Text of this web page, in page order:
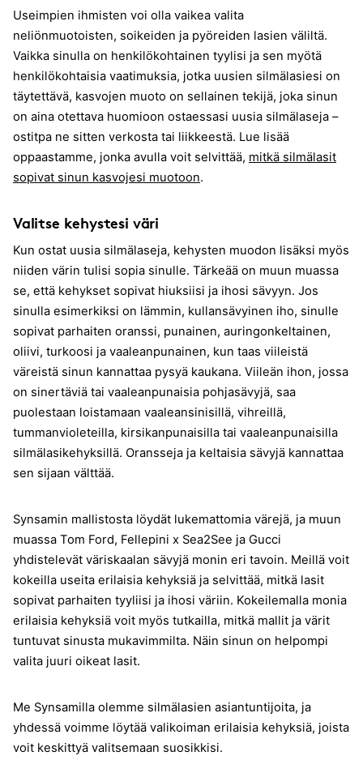
Useimpien ihmisten voi olla vaikea valita
neliönmuotoisten, soikeiden ja pyöreiden lasien väliltä.
Vaikka sinulla on henkilökohtainen tyylisi ja sen myötä
henkilökohtaisia vaatimuksia, jotka uusien silmälasiesi on
täytettävä, kasvojen muoto on sellainen tekijä, joka sinun
on aina otettava huomioon ostaessasi uusia silmälaseja –
ostitpa ne sitten verkosta tai liikkeestä. Lue lisää
oppaastamme, jonka avulla voit selvittää, mitkä silmälasit
sopivat sinun kasvojesi muotoon.
Valitse kehystesi väri
Kun ostat uusia silmälaseja, kehysten muodon lisäksi myös
niiden värin tulisi sopia sinulle. Tärkeää on muun muassa
se, että kehykset sopivat hiuksiisi ja ihosi sävyyn. Jos
sinulla esimerkiksi on lämmin, kullansävyinen iho, sinulle
sopivat parhaiten oranssi, punainen, auringonkeltainen,
oliivi, turkoosi ja vaaleanpunainen, kun taas viileistä
väreistä sinun kannattaa pysyä kaukana. Viileän ihon, jossa
on sinertäviä tai vaaleanpunaisia pohjasävyjä, saa
puolestaan loistamaan vaaleansinisillä, vihreillä,
tummanvioleteilla, kirsikanpunaisilla tai vaaleanpunaisilla
silmälasikehyksillä. Oransseja ja keltaisia sävyjä kannattaa
sen sijaan välttää.
Synsamin mallistosta löydät lukemattomia värejä, ja muun
muassa Tom Ford, Fellepini x Sea2See ja Gucci
yhdistelevät väriskaalan sävyjä monin eri tavoin. Meillä voit
kokeilla useita erilaisia kehyksiä ja selvittää, mitkä lasit
sopivat parhaiten tyyliisi ja ihosi väriin. Kokeilemalla monia
erilaisia kehyksiä voit myös tutkailla, mitkä mallit ja värit
tuntuvat sinusta mukavimmilta. Näin sinun on helpompi
valita juuri oikeat lasit.
Me Synsamilla olemme silmälasien asiantuntijoita, ja
yhdessä voimme löytää valikoiman erilaisia kehyksiä, joista
voit keskittyä valitsemaan suosikkisi.